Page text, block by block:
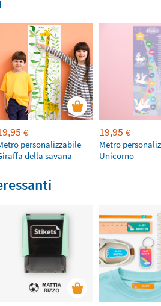
€
personalizzabile
della savana
19,95 €
Metro
Unicorno